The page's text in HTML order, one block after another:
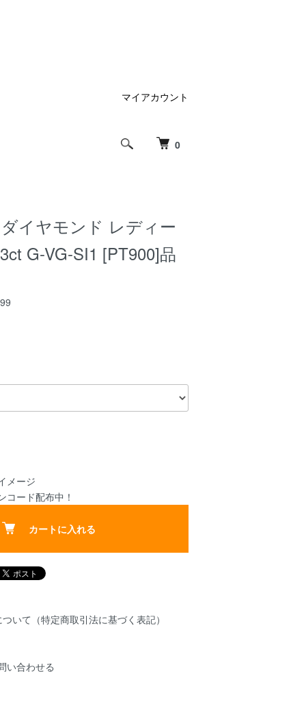
0
マイアカウント
イヤモンド レディー
G-VG-SI1 [PT900]品
メージ
ード配布中！
カートに入れる
いて（特定商取引法に基づく表記）
い合わせる